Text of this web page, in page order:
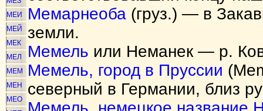
МЕИ
МЕЙ
МЕК
МЕЛ
МЕМ
МЕН
МЕО
Мемарнеоба (груз.) — в
земли.
Мемель или Неманек — р.
Мемель, город в Пруссии
северный в Германии, близ